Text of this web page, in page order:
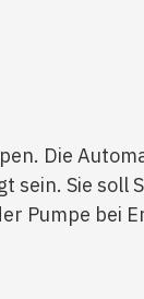
Die
sein. Sie soll
Pumpe bei